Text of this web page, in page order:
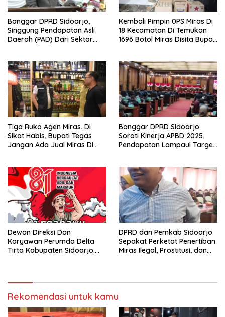
Banggar DPRD Sidoarjo,
Singgung Pendapatan Asli
Daerah (PAD) Dari Sektor
Evaluasi Secara Menyeluruh
Kembali Pimpin 0PS Miras Di
18 Kecamatan Di Temukan
1696 Botol Miras Disita Bupati
Tiga Ruko Agen Miras. Di
Sikat Habis, Bupati Tegas
Jangan Ada Jual Miras Di
Banggar DPRD Sidoarjo
Soroti Kinerja APBD 2025,
Pendapatan Lampaui Target
Dewan Direksi Dan
Karyawan Perumda Delta
Tirta Kabupaten Sidoarjo.
Agustus Tahun 2026
DPRD dan Pemkab Sidoarjo
Sepakat Perketat Penertiban
Miras Ilegal, Prostitusi, dan
Rekomendasi untuk kamu